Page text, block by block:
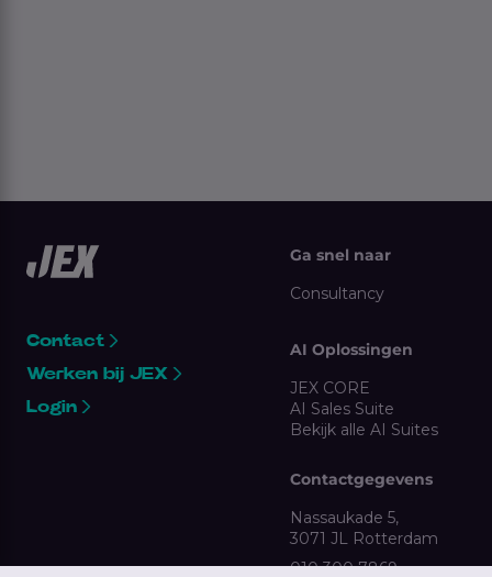
Contact
Werken bij JEX
Login
Ga snel naar
Consultancy
AI Oplossingen
JEX CORE
AI Sales Suite
Bekijk alle AI Suites
Contactgegevens
Nassaukade 5,
3071 JL Rotterdam
010 300 7869